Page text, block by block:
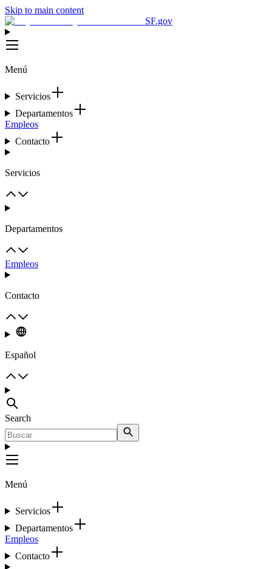
Skip to main content
SF.gov
Menú
Servicios
Departamentos
Empleos
Contacto
Servicios
Departamentos
Empleos
Contacto
Español
Search
Menú
Servicios
Departamentos
Empleos
Contacto